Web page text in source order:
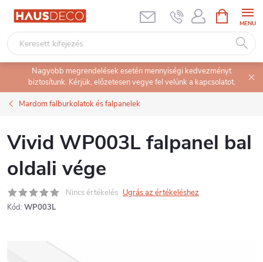
Ugrás
tartalomhoz
KOSÁR
Nagyobb megrendelések esetén mennyiségi kedvezményt
biztosítunk. Kérjük, előzetesen vegye fel velünk a kapcsolatot.
Mardom falburkolatok és falpanelek
Vivid WP003L falpanel bal
oldali vége
Nincs értékelés Ugrás az értékeléshez
Kód: WP003L